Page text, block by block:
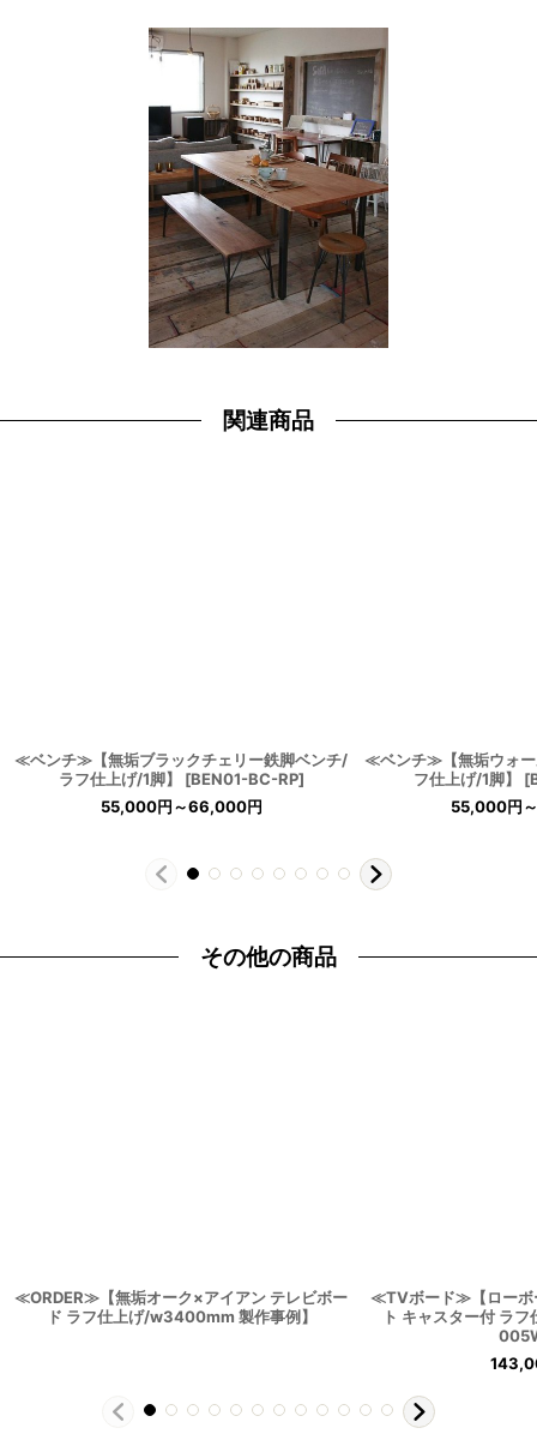
関連商品
≪ベンチ≫【無垢ブラックチェリー鉄脚ベンチ/
ラフ仕上げ/1脚】
[BEN01-BC-RP]
55,000円～66,000円
≪ベンチ≫【無垢ウォ
フ仕上げ/1脚】
[
55,000円
その他の商品
≪ORDER≫【無垢オーク×アイアン テレビボー
ド ラフ仕上げ/w3400mm 製作事例】
≪TVボード≫【ローボ
ト キャスター付 ラフ